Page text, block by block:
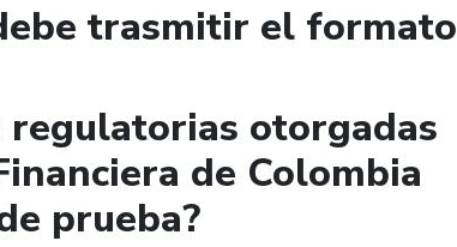
trasmitir el formato
regulatorias otorgadas
de Colombia
prueba?